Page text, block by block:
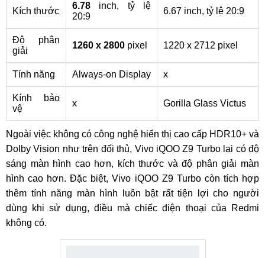
Kích thước
6.78 inch, tỷ lệ
20:9
6.67 inch, tỷ lệ 20:9
Độ phân
giải
1260 x 2800 pixel 1220 x 2712 pixel
Tính năng Always-on Display x
Kính bảo
vệ
x Gorilla Glass Victus
Ngoài việc không có công nghệ hiển thị cao cấp HDR10+ và
Dolby Vision như trên đối thủ, Vivo iQOO Z9 Turbo lại có độ
sáng màn hình cao hơn, kích thước và độ phân giải màn
hình cao hơn. Đặc biệt, Vivo iQOO Z9 Turbo còn tích hợp
thêm tính năng màn hình luôn bật rất tiện lợi cho người
dùng khi sử dụng, điều mà chiếc điện thoại của Redmi
không có.